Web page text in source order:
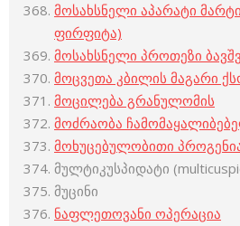
მოსახსნელი აპარატი
ფირფიტა)
მოსახსნელი პროთეზი
მოცვეთა კბილის მაგარი
მოცილება გრანულომის
მოძრაობა
მოხუცებულობითი
მულტიკუსპიდატი
მუცინი
ნაფლეთოვანი ოპერაცია